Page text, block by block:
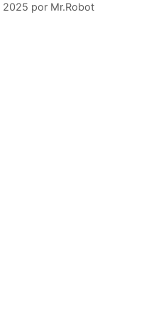
2025 por Mr.Robot